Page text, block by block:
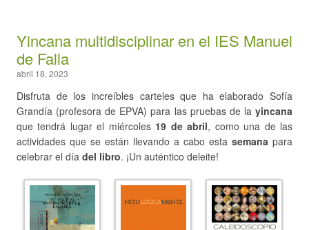
Yincana multidisciplinar en el IES Manuel
de Falla
abril 18, 2023
Disfruta de los increíbles carteles que ha elaborado Sofía
Grandía (profesora de EPVA) para las pruebas de la yincana
que tendrá lugar el miércoles 19 de abril, como una de las
actividades que se están llevando a cabo esta semana para
celebrar el día del libro. ¡Un auténtico deleite!